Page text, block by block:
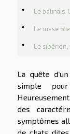
Le
Le russe
Le
La quête
simple
des
symptômes